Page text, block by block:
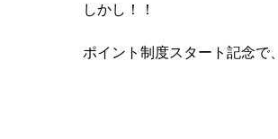
しかし！！
ポイント制度スタート記念で、